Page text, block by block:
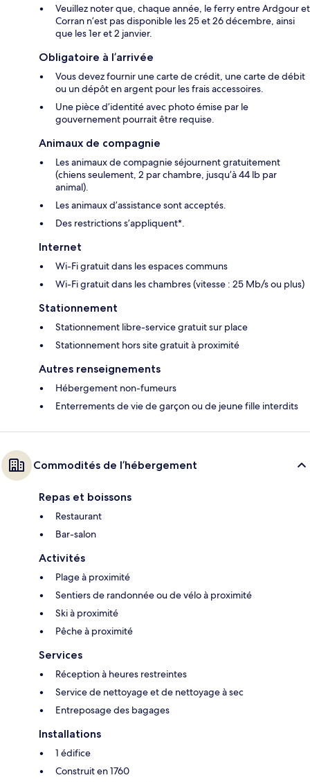
Veuillez noter que, chaque année, le ferry entre Ardgour et
Corran n’est pas disponible les 25 et 26 décembre, ainsi
que les 1er et 2 janvier.
Obligatoire à l’arrivée
Vous devez fournir une carte de crédit, une carte de débit
ou un dépôt en argent pour les frais accessoires.
Une pièce d’identité avec photo émise par le
gouvernement pourrait être requise.
Animaux de compagnie
Les animaux de compagnie séjournent gratuitement
(chiens seulement, 2 par chambre, jusqu’à 44 lb par
animal).
Les animaux d’assistance sont acceptés.
Des restrictions s’appliquent*.
Internet
Wi-Fi gratuit dans les espaces communs
Wi-Fi gratuit dans les chambres (vitesse : 25 Mb/s ou plus)
Stationnement
Stationnement libre-service gratuit sur place
Stationnement hors site gratuit à proximité
Autres renseignements
Hébergement non-fumeurs
Enterrements de vie de garçon ou de jeune fille interdits
Commodités de l’hébergement
Repas et boissons
Restaurant
Bar-salon
Activités
Plage à proximité
Sentiers de randonnée ou de vélo à proximité
Ski à proximité
Pêche à proximité
Services
Réception à heures restreintes
Service de nettoyage et de nettoyage à sec
Entreposage des bagages
Installations
1 édifice
Construit en 1760